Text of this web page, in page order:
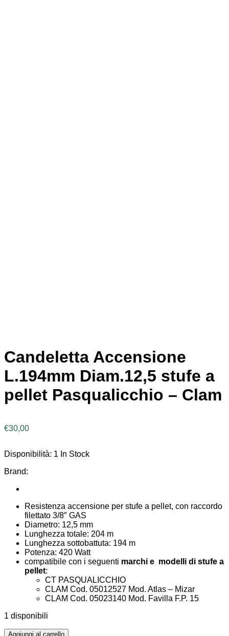
Candeletta Accensione
L.194mm Diam.12,5 stufe a
pellet Pasqualicchio – Clam
€30,00
Disponibilità: 1 In Stock
Brand:
Resistenza accensione per stufe a pellet, con raccordo
filettato 3/8″ GAS
Diametro: 12,5 mm
Lunghezza totale: 204 m
Lunghezza sottobattuta: 194 m
Potenza: 420 Watt
compatibile con i seguenti marchi e modelli di stufe a
pellet:
CT PASQUALICCHIO
CLAM Cod. 05012527 Mod. Atlas – Mizar
CLAM Cod. 05023140 Mod. Favilla F.P. 15
1 disponibili
Aggiungi al carrello